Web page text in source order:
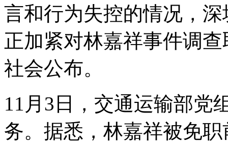
言和行为失控的情况，
正加紧对林嘉祥事件调
社会公布。
11月3日，交通运输部党
务。据悉，林嘉祥被免